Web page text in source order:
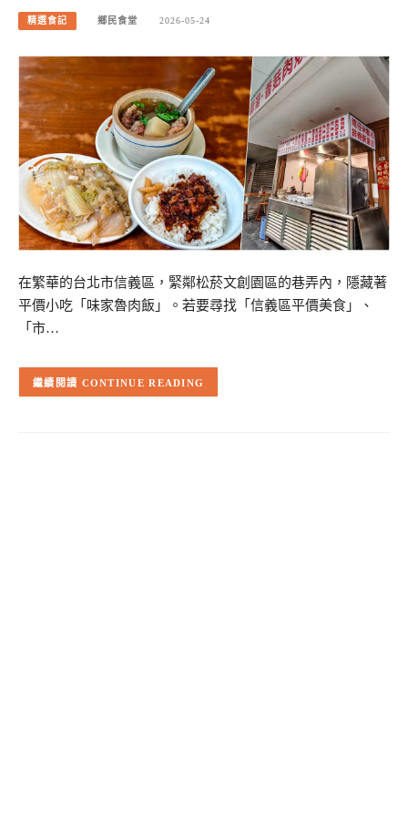
精選食記 鄉民食堂 2026-05-24
在繁華的台北市信義區，緊鄰松菸文創園區的巷弄內，隱藏著
平價小吃「味家魯肉飯」。若要尋找「信義區平價美食」、
「市…
CONTINUE READING